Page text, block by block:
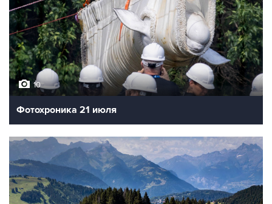
10
Фотохроника 21 июля